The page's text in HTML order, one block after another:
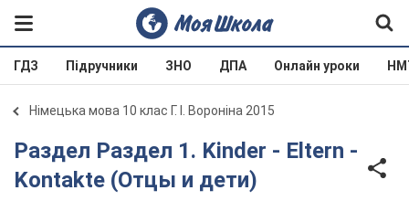
ГДЗ Підручники ЗНО ДПА Онлайн уроки
Німецька мова 10 клас Г. І. Вороніна 2015
Раздел Раздел 1. Kinder - Eltern -
Kontakte (Отцы и дети)